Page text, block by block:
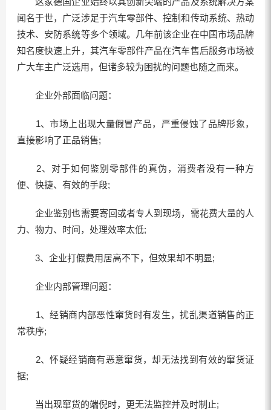
闻名于世，广泛涉足于汽车零部件、控制和传动系统、热动
技术、安防系统等多个领域。几年前该企业在中国市场品牌
知名度快速上升，其汽车零部件产品在汽车售后服务市场被
广大车主广泛选用，但诸多较为困扰的问题也随之而来。
企业外部面临问题：
1、市场上出现大量假冒产品，严重侵蚀了品牌形象，
直接影响了正品销售;
2、对于如何鉴别零部件的真伪，消费者没有一种方
便、快捷、有效的手段;
企业鉴别也需要寄回或者专人到现场，需花费大量的人
力、物力、时间，处理效率太低;
3、企业打假费用居高不下，但效果却不明显;
企业内部管理问题：
1、经销商内部恶性窜货时有发生，扰乱渠道销售的正
常秩序;
2、怀疑经销商有恶意窜货，却无法找到有效的窜货证
据;
当出现窜货的端倪时，更无法监控并及时制止;